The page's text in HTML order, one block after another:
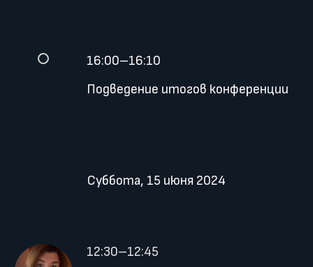
16:00–16:10
Подведение итогов конференции
Суббота, 15 июня 2024
12:30–12:45